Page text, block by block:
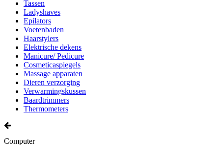
Tassen
Ladyshaves
Epilators
Voetenbaden
Haarstylers
Elektrische dekens
Manicure/ Pedicure
Cosmeticaspiegels
Massage apparaten
Dieren verzorging
Verwarmingskussen
Baardtrimmers
Thermometers
Computer